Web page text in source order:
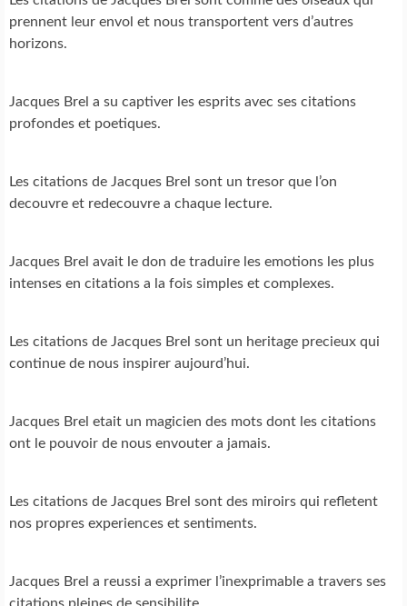
prennent leur envol et nous transportent vers d’autres
horizons.
Jacques Brel a su captiver les esprits avec ses citations
profondes et poetiques.
Les citations de Jacques Brel sont un tresor que l’on
decouvre et redecouvre a chaque lecture.
Jacques Brel avait le don de traduire les emotions les plus
intenses en citations a la fois simples et complexes.
Les citations de Jacques Brel sont un heritage precieux qui
continue de nous inspirer aujourd’hui.
Jacques Brel etait un magicien des mots dont les citations
ont le pouvoir de nous envouter a jamais.
Les citations de Jacques Brel sont des miroirs qui refletent
nos propres experiences et sentiments.
Jacques Brel a reussi a exprimer l’inexprimable a travers ses